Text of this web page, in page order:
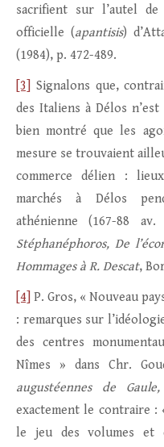
sacrifient sur l’autel
officielle (apantisis)
(1984), p. 472-489.
[3]
Signalons que,
des Italiens à Délos
bien montré que les
mesure se trouvaient
commerce délien :
marchés à Délos
athénienne (167-88
Stéphanéphoros, De
Hommages à R. Descat,
[4] P. Gros, « Nouveau
: remarques sur
des centres
Nîmes » dans Chr.
augustéennes de Gaule,
exactement le contraire :
le jeu des volumes et